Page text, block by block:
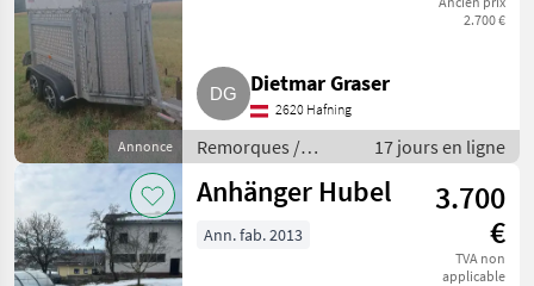
Annonce
2.700 €
Dietmar Graser
2620 Hafning
Remorques /
Remorques de
voitures
17 jours en ligne
Anhänger Hubel
3.700
€
TVA non
applicable
Ann. fab. 2013